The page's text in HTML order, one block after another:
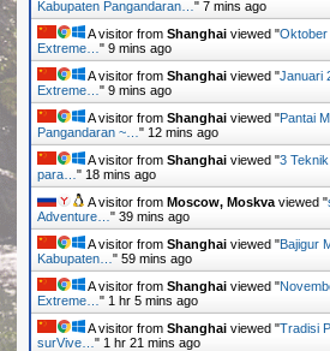
Kabupaten Pangandaran… " 7 mins ago
A visitor from Shanghai viewed "Oktober
Extreme… " 9 mins ago
A visitor from Shanghai viewed "Januari
Extreme… " 9 mins ago
A visitor from Shanghai viewed "Pantai
Pangandaran ~… " 13 mins ago
A visitor from Shanghai viewed "3
para… " 18 mins ago
A visitor from Moscow, Moskva viewed "
Adventure… " 39 mins ago
A visitor from Shanghai viewed "Bajigur
Kabupaten… " 59 mins ago
A visitor from Shanghai viewed "
Extreme… " 1 hr 5 mins ago
A visitor from Shanghai viewed "Tradisi
surVive… " 1 hr 21 mins ago